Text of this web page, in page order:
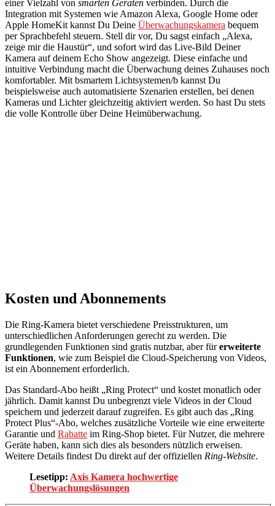
einer Vielzahl von smarten Geräten verbinden. Durch die
Integration mit Systemen wie Amazon Alexa, Google Home oder
Apple HomeKit kannst Du Deine Überwachungskamera bequem
per Sprachbefehl steuern. Stell dir vor, Du sagst einfach „Alexa,
zeige mir die Haustür“, und sofort wird das Live-Bild Deiner
Kamera auf deinem Echo Show angezeigt. Diese einfache und
intuitive Verbindung macht die Überwachung deines Zuhauses noch
komfortabler. Mit bsmartem Lichtsystemen/b kannst Du
beispielsweise auch automatisierte Szenarien erstellen, bei denen
Kameras und Lichter gleichzeitig aktiviert werden. So hast Du stets
die volle Kontrolle über Deine Heimüberwachung.
Kosten und Abonnements
Die Ring-Kamera bietet verschiedene Preisstrukturen, um
unterschiedlichen Anforderungen gerecht zu werden. Die
grundlegenden Funktionen sind gratis nutzbar, aber fürerweiterte
Funktionen, wie zum Beispiel die Cloud-Speicherung von Videos,
ist ein Abonnement erforderlich.
Das Standard-Abo heißt „Ring Protect“ und kostet monatlich oder
jährlich. Damit kannst Du unbegrenzt viele Videos in der Cloud
speichern und jederzeit darauf zugreifen. Es gibt auch das „Ring
Protect Plus“-Abo, welches zusätzliche Vorteile wie eine erweiterte
Garantie und Rabatte im Ring-Shop bietet. Für Nutzer, die mehrere
Geräte haben, kann sich dies als besonders nützlich erweisen.
Weitere Details findest Du direkt auf der offiziellen Ring-Website.
Lesetipp: Axis Kamera hochwertige
Überwachungslösungen